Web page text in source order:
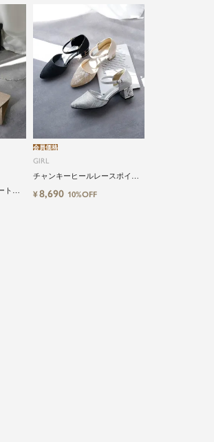
トフ
グ
GIRL
チャンキーヒールレースポイン
テッドトゥ結婚式パーティーパ
ンプス
会員価格
¥8,690 10%OFF